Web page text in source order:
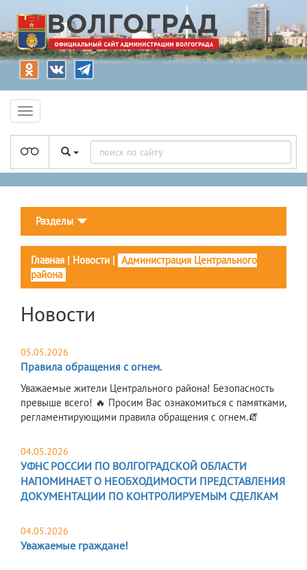
Разделы
Главная | Новости | Администрация Центрального
района
Новости
05.05.2026
Правила обращения с огнем.
Уважаемые жители Центрального района! Безопасность
превыше всего! 🔥 Просим Вас ознакомиться с памятками,
регламентирующими правила обращения с огнем.🧯
04.05.2026
УФНС РОССИИ ПО ВОЛГОГРАДСКОЙ ОБЛАСТИ
НАПОМИНАЕТ О НЕОБХОДИМОСТИ ПРЕДСТАВЛЕНИЯ
ДОКУМЕНТАЦИИ ПО КОНТРОЛИРУЕМЫМ СДЕЛКАМ
04.05.2026
Уважаемые граждане!